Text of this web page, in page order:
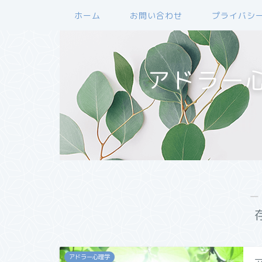
ホーム お問い合わせ プライバシ
アドラー
―
アドラー心理学